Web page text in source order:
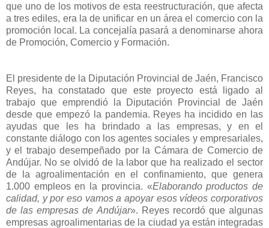
que uno de los motivos de esta reestructuración, que afecta
a tres ediles, era la de unificar en un área el comercio con la
promoción local. La concejalía pasará a denominarse ahora
de Promoción, Comercio y Formación.
El presidente de la Diputación Provincial de Jaén, Francisco
Reyes, ha constatado que este proyecto está ligado al
trabajo que emprendió la Diputación Provincial de Jaén
desde que empezó la pandemia. Reyes ha incidido en las
ayudas que les ha brindado a las empresas, y en el
constante diálogo con los agentes sociales y empresariales,
y el trabajo desempeñado por la Cámara de Comercio de
Andújar. No se olvidó de la labor que ha realizado el sector
de la agroalimentación en el confinamiento, que genera
1.000 empleos en la provincia. «Elaborando productos de
calidad, y por eso vamos a apoyar esos vídeos corporativos
de las empresas de Andújar». Reyes recordó que algunas
empresas agroalimentarias de la ciudad ya están integradas